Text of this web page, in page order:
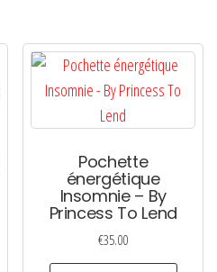
Pochette
énergétique
Insomnie – By
Princess To Lend
€35.00